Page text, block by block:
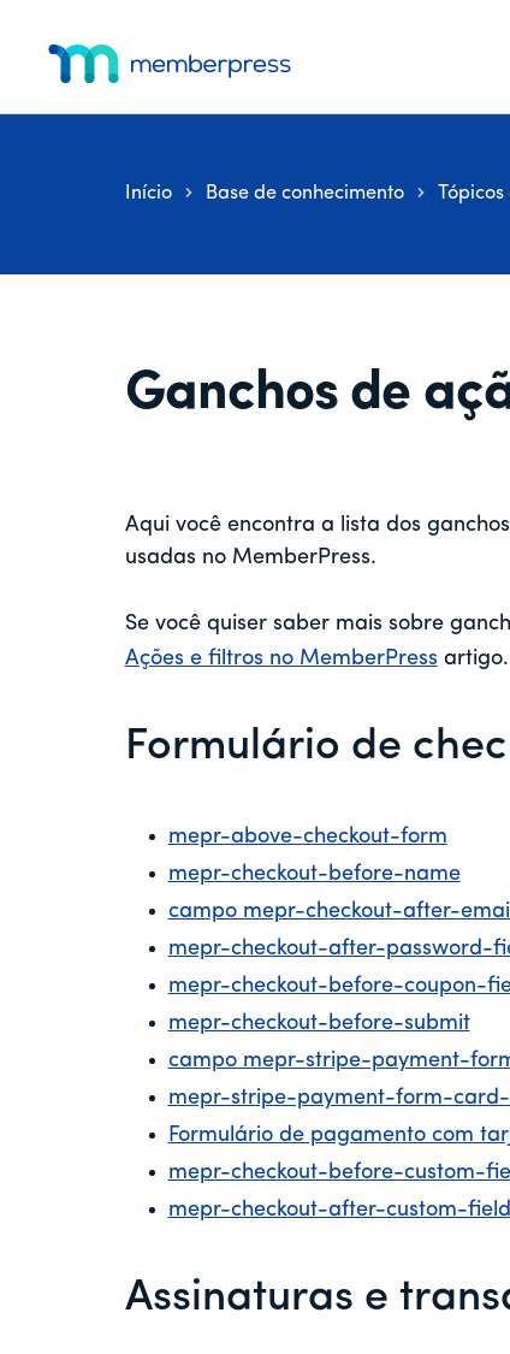
adicional
Início Base de conhecimento
Ganchos de
Aqui você encontra a lista dos
usadas no MemberPress.
Se você quiser saber mais sobre
Ações e filtros no MemberPress artigo.
Formulário de
mepr-above-checkout-form
mepr-checkout-before-name
campo mepr-checkout-after-
mepr-checkout-after-password-
mepr-checkout-before-coupon-
mepr-checkout-before-submit
campo mepr-stripe-payment-
mepr-stripe-payment-form-
Formulário de pagamento com
mepr-checkout-before-custom-
mepr-checkout-after-custom-
Assinaturas e